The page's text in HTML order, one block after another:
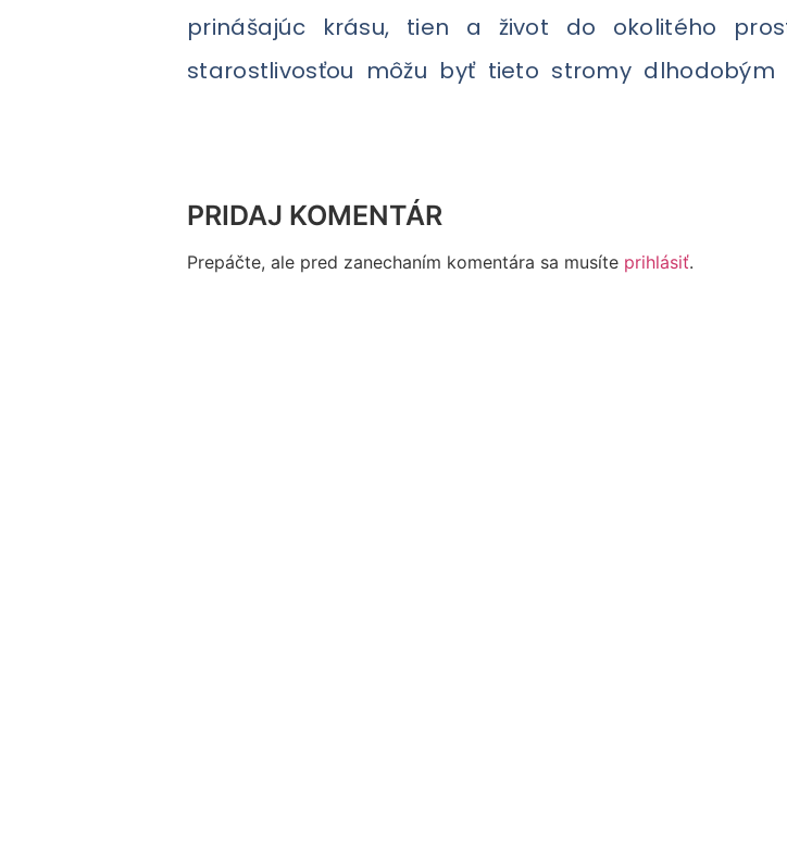
prinášajúc krásu, tien a život do okolitého
starostlivosťou môžu byť tieto stromy
PRIDAJ KOMENTÁR
Prepáčte, ale pred zanechaním komentára sa musíte prihlásiť.